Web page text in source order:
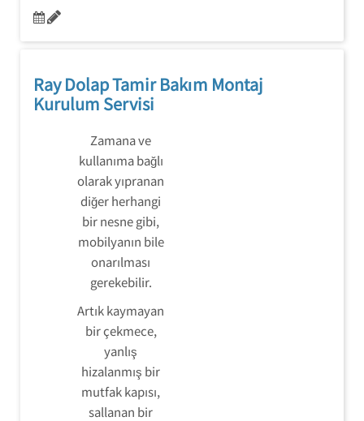
Ray Dolap Tamir Bakım Montaj
Kurulum Servisi
Zamana ve
kullanıma bağlı
olarak yıpranan
diğer herhangi
bir nesne gibi,
mobilyanın bile
onarılması
gerekebilir.
Artık kaymayan
bir çekmece,
yanlış
hizalanmış bir
mutfak kapısı,
sallanan bir